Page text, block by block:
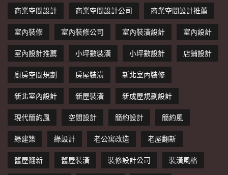
商業空間設計
商業空間設計公司
商業空間設計推薦
室內裝修
室內裝修公司 室內裝潢設計
室內設計
室內設計推薦
小坪數裝潢 小坪數設計
店鋪設計
廚房空間規劃
房屋裝潢
新北室內裝修
新北室內設計
新屋裝潢
新成屋規劃設計
現代簡約風
空間設計 簡約設計
簡約風
綠建築
綠設計 老公寓改造
老屋翻新
舊屋翻新
舊屋裝潢 裝修設計公司
裝潢風格